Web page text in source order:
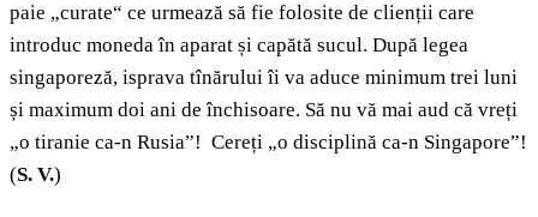
paie „curate“ ce urmează să fie folosite de clienții care
introduc moneda în aparat și capătă sucul. După legea
singaporeză, isprava tînărului îi va aduce minimum trei luni
și maximum doi ani de închisoare. Să nu vă mai aud că vreți
„o tiranie ca-n Rusia”! Cereți „o disciplină ca-n Singapore”!
(S. V.)